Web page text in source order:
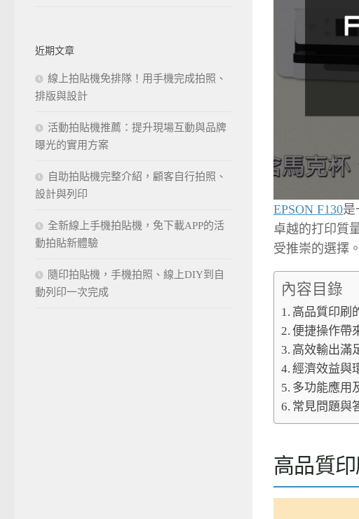
EPSON F130是
卓越的打印質
受推崇的選擇
內容目錄
高品質印刷
便捷操作帶
高效輸出滿
經濟效益與
多功能應用
常見問題與
高品質
近期文章
線上拍貼機免排隊！用手機完成拍照、
排版與設計
活動拍貼機推薦：提升現場互動與品牌
曝光的實用方案
自助拍貼機完整介紹，顧客自行拍照、
設計與列印
全新線上手機拍貼機，免下載APP的活
動拍貼新體驗
隨印拍貼機，手機拍照、線上DIY到自
動列印一次完成